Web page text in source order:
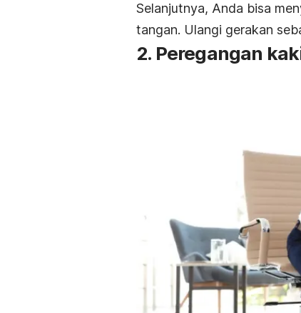
Selanjutnya, Anda bisa
tangan. Ulangi gerakan
2. Peregangan